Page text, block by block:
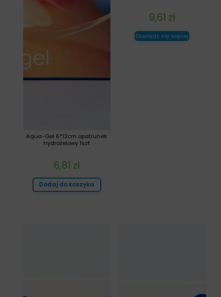
9,61 zł
Dowiedz się więcej
Aqua-Gel 6*12cm opatrunek
hydrożelowy 1szt
6,81 zł
Dodaj do koszyka